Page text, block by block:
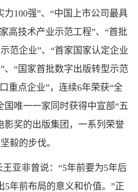
力100强”、“中国上市公司最具
高技术产业示范工程”、“首批
范企业”、“首家国家认定企业
、“国家首批数字出版转型示范
重点企业”，连续6年荣获“全
国唯一一家同时获得中宣部“五
影奖的出版集团，一系列荣誉
毅的步伐。
亚非曾说：“5年前要为5年后
5年前布局的意义和价值。”正